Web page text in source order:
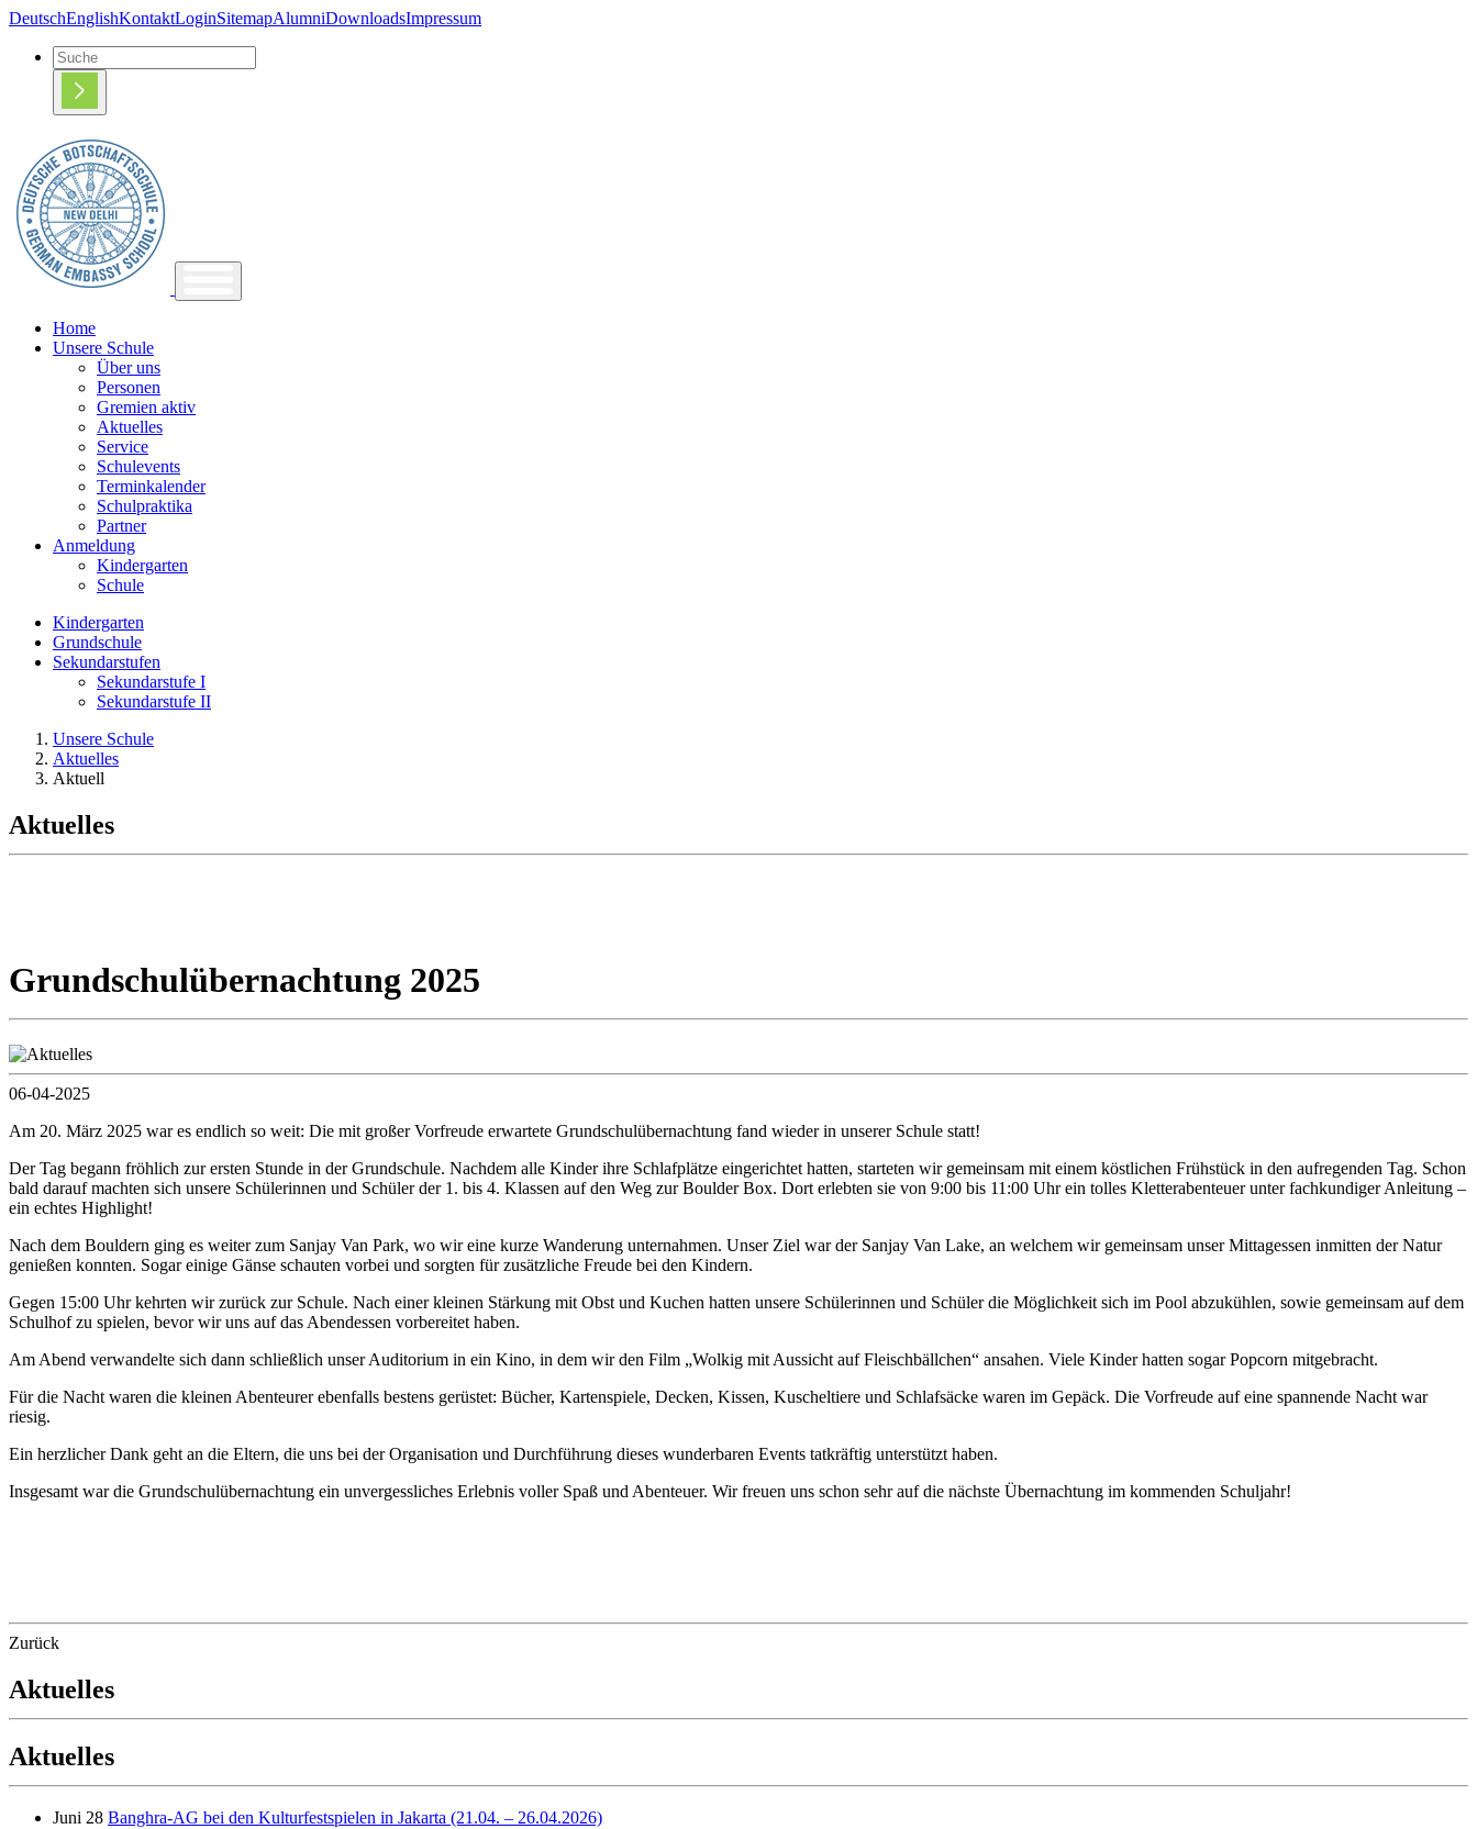
DeutschEnglishKontaktLoginSitemapAlumniDownloadsImpressum
Home
Unsere Schule
Über uns
Personen
Gremien aktiv
Aktuelles
Service
Schulevents
Terminkalender
Schulpraktika
Partner
Anmeldung
Kindergarten
Schule
Kindergarten
Grundschule
Sekundarstufen
Sekundarstufe I
Sekundarstufe II
Unsere Schule
Aktuelles
Aktuell
Aktuelles
Grundschulübernachtung 2025
06-04-2025
Am 20. März 2025 war es endlich so weit: Die mit großer Vorfreude erwartete Grundschulübernachtung fand wieder in unserer Schule statt!
Der Tag begann fröhlich zur ersten Stunde in der Grundschule. Nachdem alle Kinder ihre Schlafplätze eingerichtet hatten, starteten wir gemeinsam mit einem köstlichen Frühstück in den aufregenden Tag. Schon
bald darauf machten sich unsere Schülerinnen und Schüler der 1. bis 4. Klassen auf den Weg zur Boulder Box. Dort erlebten sie von 9:00 bis 11:00 Uhr ein tolles Kletterabenteuer unter fachkundiger Anleitung –
ein echtes Highlight!
Nach dem Bouldern ging es weiter zum Sanjay Van Park, wo wir eine kurze Wanderung unternahmen. Unser Ziel war der Sanjay Van Lake, an welchem wir gemeinsam unser Mittagessen inmitten der Natur
genießen konnten. Sogar einige Gänse schauten vorbei und sorgten für zusätzliche Freude bei den Kindern.
Gegen 15:00 Uhr kehrten wir zurück zur Schule. Nach einer kleinen Stärkung mit Obst und Kuchen hatten unsere Schülerinnen und Schüler die Möglichkeit sich im Pool abzukühlen, sowie gemeinsam auf dem
Schulhof zu spielen, bevor wir uns auf das Abendessen vorbereitet haben.
Am Abend verwandelte sich dann schließlich unser Auditorium in ein Kino, in dem wir den Film „Wolkig mit Aussicht auf Fleischbällchen“ ansahen. Viele Kinder hatten sogar Popcorn mitgebracht.
Für die Nacht waren die kleinen Abenteurer ebenfalls bestens gerüstet: Bücher, Kartenspiele, Decken, Kissen, Kuscheltiere und Schlafsäcke waren im Gepäck. Die Vorfreude auf eine spannende Nacht war
riesig.
Ein herzlicher Dank geht an die Eltern, die uns bei der Organisation und Durchführung dieses wunderbaren Events tatkräftig unterstützt haben.
Insgesamt war die Grundschulübernachtung ein unvergessliches Erlebnis voller Spaß und Abenteuer. Wir freuen uns schon sehr auf die nächste Übernachtung im kommenden Schuljahr!
Zurück
Aktuelles
Aktuelles
Juni 28 Banghra-AG bei den Kulturfestspielen in Jakarta (21.04. – 26.04.2026)